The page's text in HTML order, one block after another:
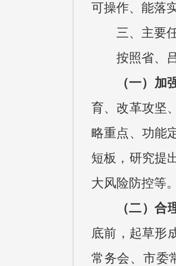
可操作、能落
三、主要
按照省、
（一）加
育、改革攻坚
略重点、功能
短板，研究提
大风险防控等。
（二）合
底前，起草形
常务会、市委